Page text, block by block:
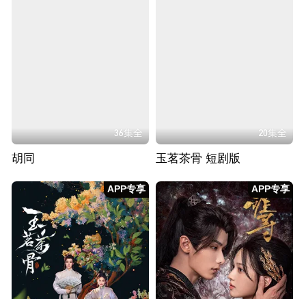
36集全
胡同
20集全
玉茗茶骨 短剧版
APP专享 APP专享